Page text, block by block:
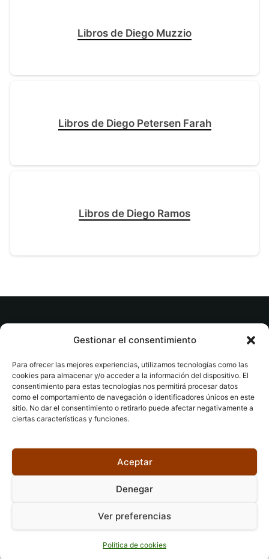
Gestionar el consentimiento
Para ofrecer las mejores experiencias, utilizamos tecnologías como las
cookies para almacenar y/o acceder a la información del dispositivo. El
consentimiento para estas tecnologías nos permitirá procesar datos
como el comportamiento de navegación o identificadores únicos en este
sitio. No dar el consentimiento o retirarlo puede afectar negativamente a
ciertas características y funciones.
Aceptar
Denegar
Ver preferencias
Política de cookies
Libros de Diego Muzzio
Libros de Diego Petersen Farah
Libros de Diego Ramos
© tuslibrosvip.com · Todos los derechos
Aviso legal|Accesibilidad